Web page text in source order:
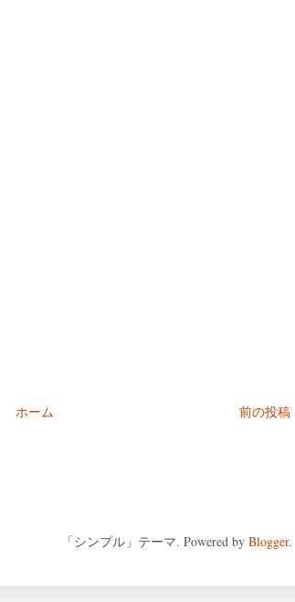
前の投稿
ホーム
「シンプル」テーマ. Powered by Blogger.